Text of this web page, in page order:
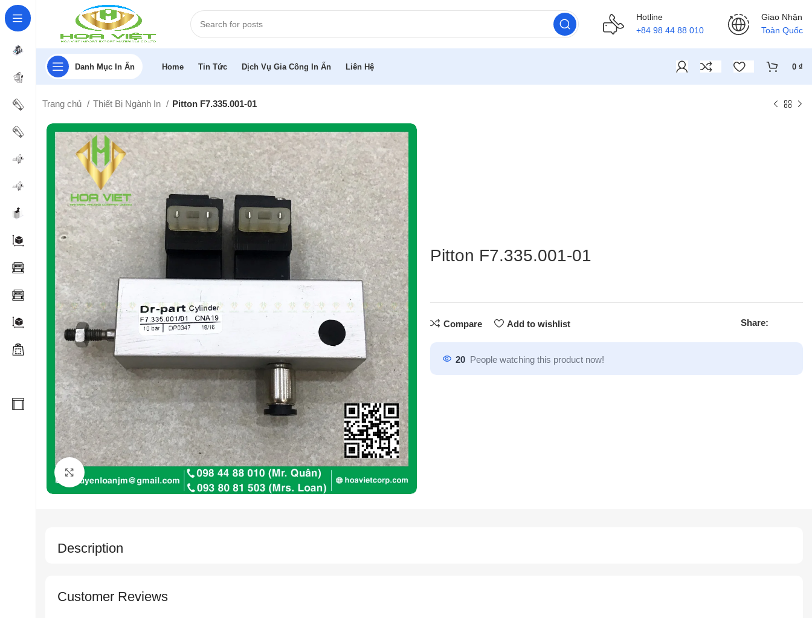
Hotline
+84 98 44 88 010
Giao Nhận
Toàn Quốc
Danh Mục In Ấn Home Tin Tức Dịch Vụ Gia Công In Ấn Liên Hệ 0 ₫
Trang chủ Thiết Bị Ngành In Pitton F7.335.001-01
Pitton F7.335.001-01
Compare Add to wishlist Share:
20 People watching this product now!
Description
Customer Reviews